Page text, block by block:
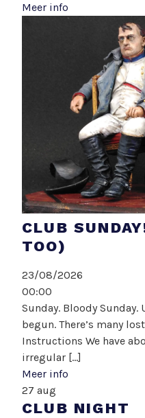
Meer info
CLUB
TOO)
23/08/2026
00:00
Sunday. Bloody Sunday.
begun. There’s many
Instructions We have
irregular [...]
Meer info
27 aug
CLUB NIGHT